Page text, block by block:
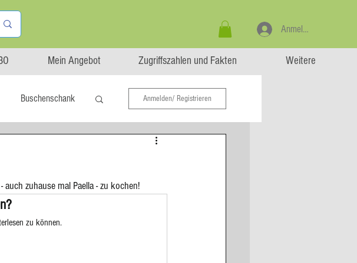
Mein Angebot Zugriffszahlen und Fakten Weitere
Anmelden
Buschenschank
Aufstrich
Anmelden/ Registrieren
zuhause mal Paella - zu kochen!
zu können.